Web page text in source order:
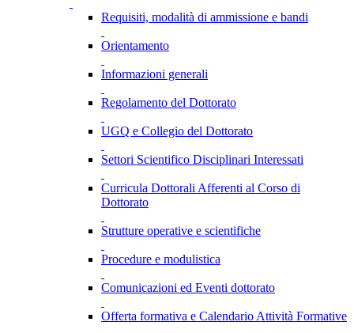
Requisiti, modalità di ammissione e bandi
Orientamento
Informazioni generali
Regolamento del Dottorato
UGQ e Collegio del Dottorato
Settori Scientifico Disciplinari Interessati
Curricula Dottorali Afferenti al Corso di
Dottorato
Strutture operative e scientifiche
Procedure e modulistica
Comunicazioni ed Eventi dottorato
Offerta formativa e Calendario Attività Formative